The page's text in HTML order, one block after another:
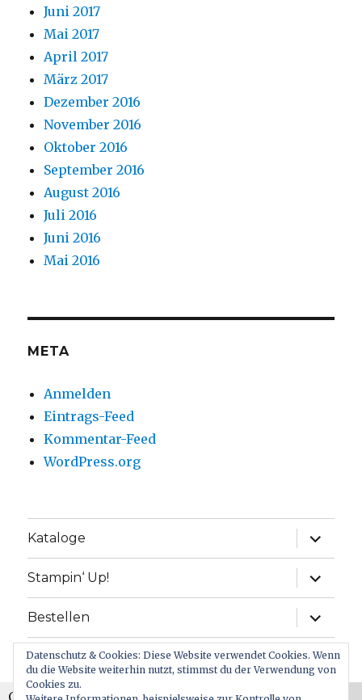
Datenschutz & Cookies: Diese Website verwendet Cookies. Wenn
du die Website weiterhin nutzt, stimmst du der Verwendung von
Cookies zu.
Juni 2017
Mai 2017
April 2017
März 2017
Dezember 2016
November 2016
Oktober 2016
September 2016
August 2016
Juli 2016
Juni 2016
Mai 2016
META
Anmelden
Eintrags-Feed
Kommentar-Feed
WordPress.org
Kataloge
Stampin‘ Up!
Bestellen
Wiki
Über mich
Cookies erleichtern die Bereitstellung unserer